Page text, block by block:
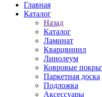
Главная
Каталог
Назад
Каталог
Ламинат
Кварцвинил
Линолеум
Ковровые
Паркетная доска
Подложка
Аксессуары